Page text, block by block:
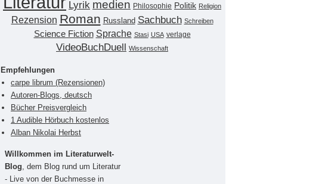
Lyrik medien Philosophie Politik Religion
Rezension Roman Russland Sachbuch Schreiben
Science Fiction Sprache Stasi USA verlage
VideoBuchDuell Wissenschaft
Empfehlungen
carpe librum (Rezensionen)
Autoren-Blogs, deutsch
Bücher Preisvergleich
1 Audible Hörbuch kostenlos
Alban Nikolai Herbst
Willkommen im Literaturwelt-
Blog , dem Blog rund um Literatur
- Live von der Buchmesse in